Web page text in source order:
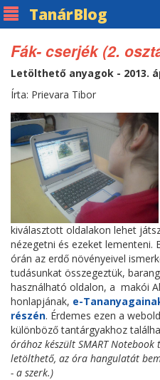
TanárBlog
Fák- cserjék (2.
Letölthető anyagok - 2013.
Írta: Prievara Tibor
kiválasztott oldalakon lehet
nézegetni és ezeket
órán az erdő növényeivel
tudásunkat összegeztük,
használható oldalon, a makói
honlapjának, e-
részén. Érdemes ezen a
különböző tantárgyakhoz
órához készült SMART Notebook
letölthető, az óra hangulatát
- a szerk.)